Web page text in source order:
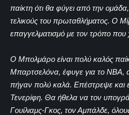
παίκτη ότι θα φύγει από την
τελικούς του πρωταθλήματος. Ο
επαγγελματισμό με τον τρόπο που
Ο Μπολμάρο είναι πολύ καλός
Μπαρτσελόνα, έφυγε για το NBA,
πήγαν πολύ καλά. Επέστρεψε και
Τενερίφη. Θα ήθελα να τον
Γουίλιαμς-Γκος, τον Αμπάλδε,